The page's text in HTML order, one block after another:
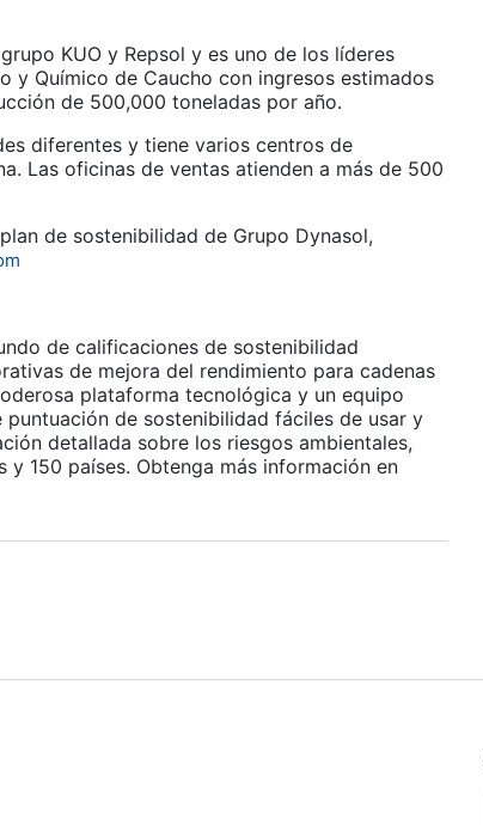
KUO y Repsol y es uno de los líderes
y Químico de Caucho con ingresos estimados
de 500,000 toneladas por año.
diferentes y tiene varios centros de
Las oficinas de ventas atienden a más de 500
de sostenibilidad de Grupo Dynasol,
de calificaciones de sostenibilidad
de mejora del rendimiento para cadenas
plataforma tecnológica y un equipo
de sostenibilidad fáciles de usar y
detallada sobre los riesgos ambientales,
150 países. Obtenga más información en